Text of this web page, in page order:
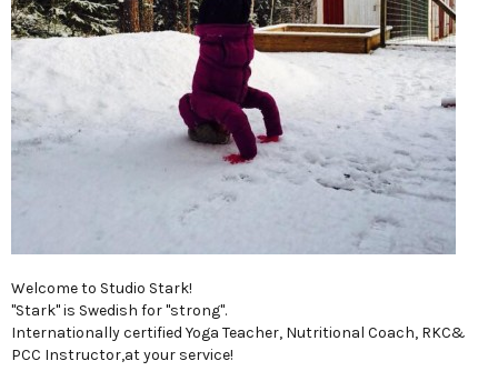
Welcome to Studio Stark!
"Stark" is Swedish for "strong".
Internationally certified Yoga Teacher, Nutritional Coach, RKC&
PCC Instructor,at your service!